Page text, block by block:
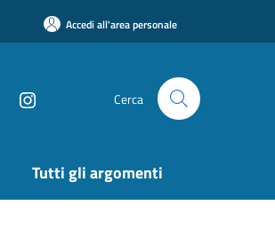
Accedi all'area personale
Cerca
Tutti gli argomenti